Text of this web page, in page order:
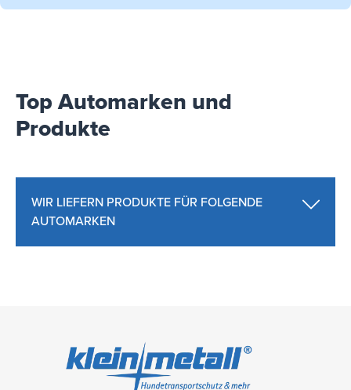
Top Automarken und
Produkte
WIR LIEFERN PRODUKTE FÜR FOLGENDE
AUTOMARKEN